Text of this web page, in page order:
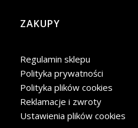
Linki w stopce
ZAKUPY
Regulamin sklepu
Polityka prywatności
Polityka plików cookies
Reklamacje i zwroty
Ustawienia plików cookies